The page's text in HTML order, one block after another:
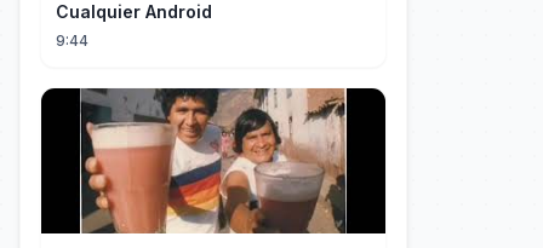
Cualquier Android
9:44